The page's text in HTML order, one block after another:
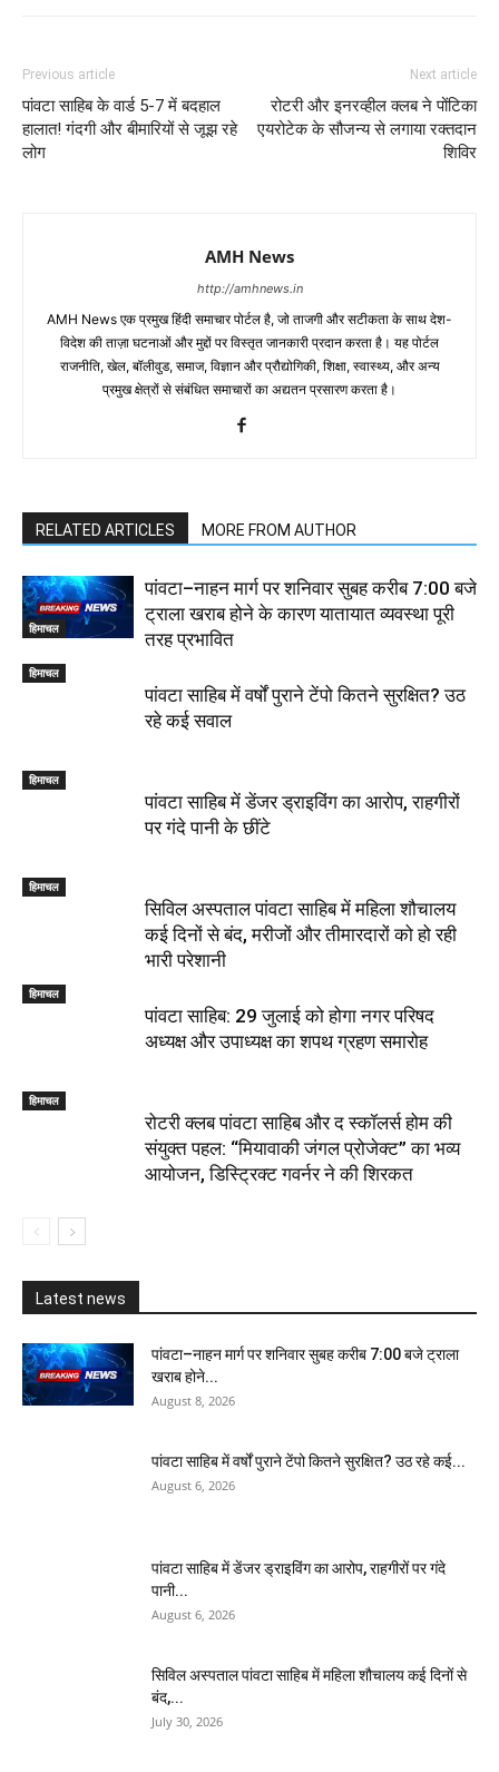
Previous article
पांवटा साहिब के वार्ड 5-7 में बदहाल
हालात! गंदगी और बीमारियों से जूझ रहे
लोग
Next article
रोटरी और इनरव्हील क्लब ने पोंटिका
एयरोटेक के सौजन्य से लगाया रक्तदान
शिविर
AMH News
http://amhnews.in
AMH News एक प्रमुख हिंदी समाचार पोर्टल है, जो ताजगी और सटीकता के साथ देश-
विदेश की ताज़ा घटनाओं और मुद्दों पर विस्तृत जानकारी प्रदान करता है। यह पोर्टल
राजनीति, खेल, बॉलीवुड, समाज, विज्ञान और प्रौद्योगिकी, शिक्षा, स्वास्थ्य, और अन्य
प्रमुख क्षेत्रों से संबंधित समाचारों का अद्यतन प्रसारण करता है।
RELATED ARTICLES MORE FROM AUTHOR
हिमाचल
पांवटा–नाहन मार्ग पर शनिवार सुबह करीब 7:00 बजे
ट्राला खराब होने के कारण यातायात व्यवस्था पूरी
तरह प्रभावित
हिमाचल
पांवटा साहिब में वर्षों पुराने टेंपो कितने सुरक्षित? उठ
रहे कई सवाल
हिमाचल
पांवटा साहिब में डेंजर ड्राइविंग का आरोप, राहगीरों
पर गंदे पानी के छींटे
हिमाचल
सिविल अस्पताल पांवटा साहिब में महिला शौचालय
कई दिनों से बंद, मरीजों और तीमारदारों को हो रही
भारी परेशानी
हिमाचल
पांवटा साहिब: 29 जुलाई को होगा नगर परिषद
अध्यक्ष और उपाध्यक्ष का शपथ ग्रहण समारोह
हिमाचल
​रोटरी क्लब पांवटा साहिब और द स्कॉलर्स होम की
संयुक्त पहल: “मियावाकी जंगल प्रोजेक्ट” का भव्य
आयोजन, डिस्ट्रिक्ट गवर्नर ने की शिरकत
Latest news
पांवटा–नाहन मार्ग पर शनिवार सुबह करीब 7:00 बजे ट्राला
खराब होने...
August 8, 2026
पांवटा साहिब में वर्षों पुराने टेंपो कितने सुरक्षित? उठ रहे कई...
August 6, 2026
पांवटा साहिब में डेंजर ड्राइविंग का आरोप, राहगीरों पर गंदे
पानी...
August 6, 2026
सिविल अस्पताल पांवटा साहिब में महिला शौचालय कई दिनों से
बंद,...
July 30, 2026